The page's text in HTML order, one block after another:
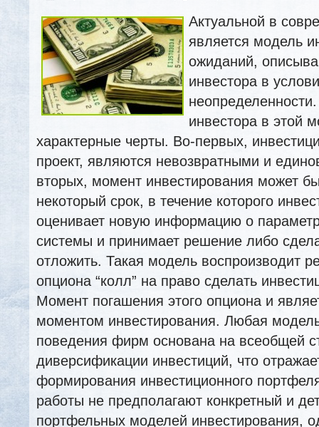
Актуальной в
является модель
ожиданий,
инвестора в
инвестора в этой
характерные черты. Во-первых,
проект, являются невозвратными и
вторых, момент инвестирования может
некоторый срок, в течение которого
оценивает новую информацию о
системы и принимает решение либо
отложить. Такая модель воспроизводит
опциона “колл” на право сделать
Момент погашения этого опциона и
моментом инвестирования. Любая
поведения фирм основана на всеобщей
диверсификации инвестиций, что
формирования инвестиционного
работы не предполагают конкретный и
портфельных моделей инвестирования,